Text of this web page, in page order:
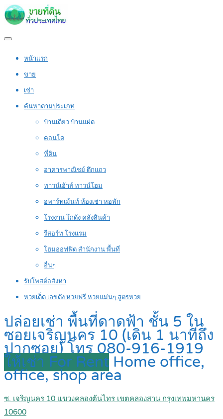
หน้าแรก
ขาย
เช่า
ค้นหาตามประเภท
บ้านเดี่ยว บ้านแฝด
คอนโด
ที่ดิน
อาคารพาณิชย์ ตึกแถว
ทาวน์เฮ้าส์ ทาวน์โฮม
อพาร์ทเม้นท์ ห้องเช่า หอพัก
โรงงาน โกดัง คลังสินค้า
รีสอร์ท โรงแรม
โฮมออฟฟิต สำนักงาน พื้นที่
อื่นๆ
รับโพสต์อสังหา
หวยเด็ด เลขดัง หวยฟรี หวยแม่นๆ สูตรหวย
ปล่อยเช่า พื้นที่ดาดฟ้า ชั้น 5 ใน
ซอยเจริญนคร 10 (เดิน 1 นาทีถึง
ปากซอย) โทร 080-916-1919
ให้เช่า For Rent Home office,
office, shop area
ซ. เจริญนคร 10 แขวงคลองต้นไทร เขตคลองสาน กรุงเทพมหานคร
10600